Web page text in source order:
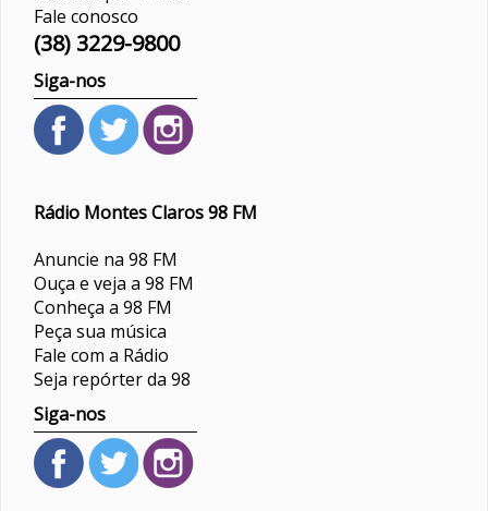
Fale conosco
(38) 3229-9800
Siga-nos
Rádio Montes Claros 98 FM
Anuncie na 98 FM
Ouça e veja a 98 FM
Conheça a 98 FM
Peça sua música
Fale com a Rádio
Seja repórter da 98
Siga-nos